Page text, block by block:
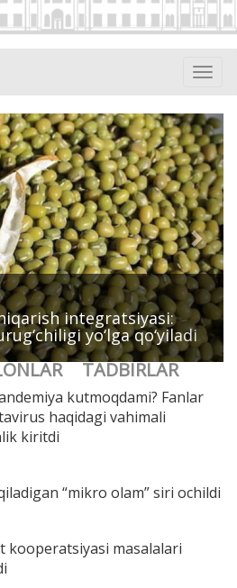
integratsiyasi:
yo‘lga qo‘yiladi
Next
TADBIRLAR
kutmoqdami? Fanlar
haqidagi vahimali
kiritdi
“mikro olam” siri ochildi
kooperatsiyasi masalalari